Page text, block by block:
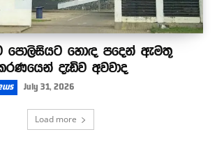
පොලිසියට හොඳ පදෙන් ඇමතූ
දැඩිව අවවාද
July 31, 2026
Load more